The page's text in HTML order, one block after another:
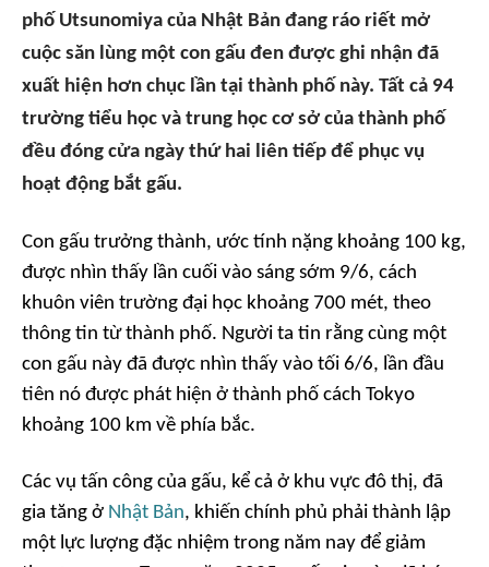
phố Utsunomiya của Nhật Bản đang ráo riết mở
cuộc săn lùng một con gấu đen được ghi nhận đã
xuất hiện hơn chục lần tại thành phố này. Tất cả 94
trường tiểu học và trung học cơ sở của thành phố
đều đóng cửa ngày thứ hai liên tiếp để phục vụ
hoạt động bắt gấu.
Con gấu trưởng thành, ước tính nặng khoảng 100 kg,
được nhìn thấy lần cuối vào sáng sớm 9/6, cách
khuôn viên trường đại học khoảng 700 mét, theo
thông tin từ thành phố. Người ta tin rằng cùng một
con gấu này đã được nhìn thấy vào tối 6/6, lần đầu
tiên nó được phát hiện ở thành phố cách Tokyo
khoảng 100 km về phía bắc.
Các vụ tấn công của gấu, kể cả ở khu vực đô thị, đã
gia tăng ở Nhật Bản, khiến chính phủ phải thành lập
một lực lượng đặc nhiệm trong năm nay để giảm